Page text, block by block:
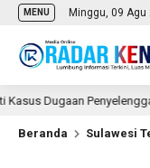
MENU Minggu, 09 Agu
Penyelenggaraan
Beranda Sulawesi